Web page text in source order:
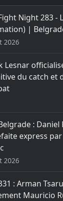
Night 283 -
|
2026
Lesnar
du catch et
:
express
2026
: Arman
Mauricio